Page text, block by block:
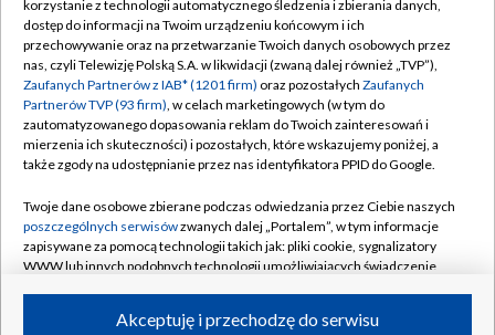
TVP
Abonament TVP
Emisja w TVP
Centrum informacji TVP
Naziemna Telewizja Cyfrowa
Rada Programowa
System NOS
Informacje o nadawcy
Program dla prasy
Regulamin TVP
Polityka prywatności
Moje zgody
Pomoc
Kontakt
Kanały
korzystanie z technologii automatycznego śledzenia i zbierania danych,
dostęp do informacji na Twoim urządzeniu końcowym i ich
przechowywanie oraz na przetwarzanie Twoich danych osobowych przez
nas, czyli Telewizję Polską S.A. w likwidacji (zwaną dalej również „TVP”),
Zaufanych Partnerów z IAB* (1201 firm) oraz pozostałych Zaufanych
Partnerów TVP (93 firm), w celach marketingowych (w tym do
zautomatyzowanego dopasowania reklam do Twoich zainteresowań i
mierzenia ich skuteczności) i pozostałych, które wskazujemy poniżej, a
także zgody na udostępnianie przez nas identyfikatora PPID do Google.
Twoje dane osobowe zbierane podczas odwiedzania przez Ciebie naszych
poszczególnych serwisówzwanych dalej „Portalem”, w tym informacje
zapisywane za pomocą technologii takich jak: pliki cookie, sygnalizatory
WWW lub innych podobnych technologii umożliwiających świadczenie
ruchu w Internecie.Akceptuję i przechodzę do serwisu